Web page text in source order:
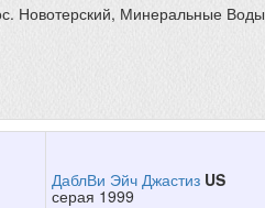
Новотерский, Минеральные Воды
ДаблВи Эйч Джастиз US
серая 1999